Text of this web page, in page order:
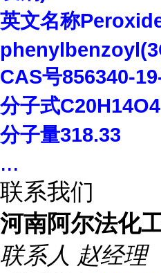
英文名称
CAS号856340-
分子式C20H14O4
分子量318.33
...
联系我们
河南阿尔法化
联系人 赵经理